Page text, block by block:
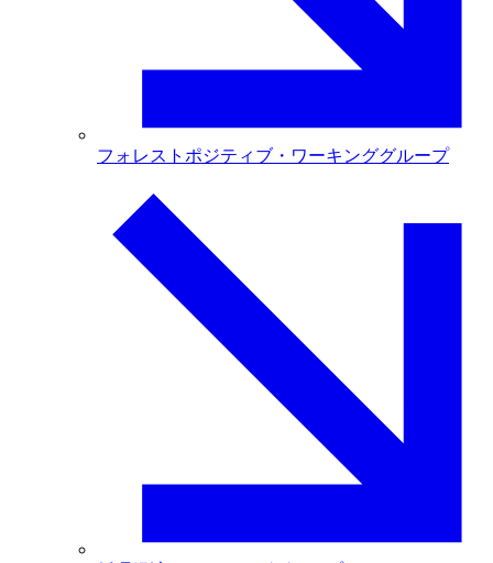
フォレストポジティブ・ワーキンググループ